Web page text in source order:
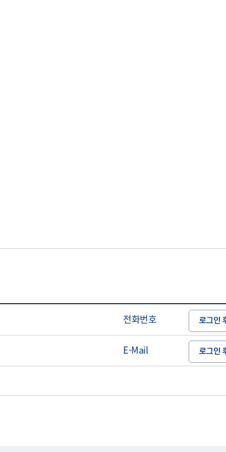
전화번호 로그인
E-Mail 로그인